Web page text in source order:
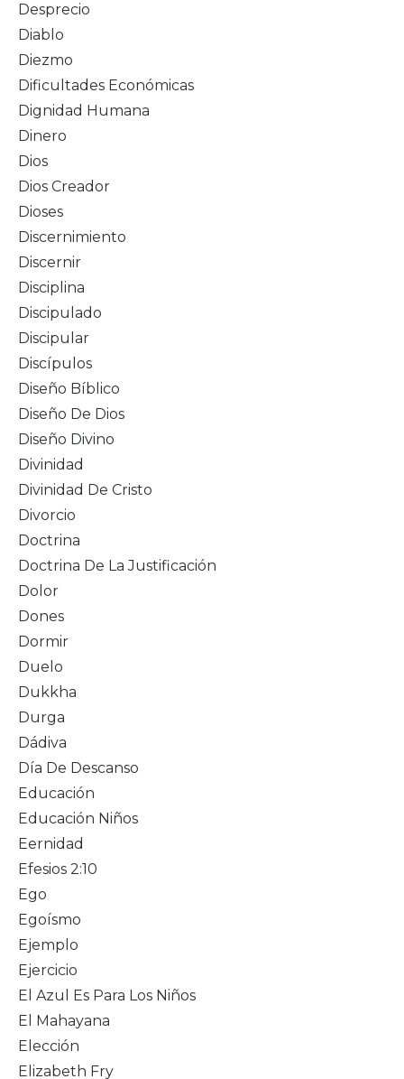
Desprecio
Diablo
Diezmo
Dificultades Económicas
Dignidad Humana
Dinero
Dios
Dios Creador
Dioses
Discernimiento
Discernir
Disciplina
Discipulado
Discipular
Discípulos
Diseño Bíblico
Diseño De Dios
Diseño Divino
Divinidad
Divinidad De Cristo
Divorcio
Doctrina
Doctrina De La Justificación
Dolor
Dones
Dormir
Duelo
Dukkha
Durga
Dádiva
Día De Descanso
Educación
Educación Niños
Eernidad
Efesios 2:10
Ego
Egoísmo
Ejemplo
Ejercicio
El Azul Es Para Los Niños
El Mahayana
Elección
Elizabeth Fry